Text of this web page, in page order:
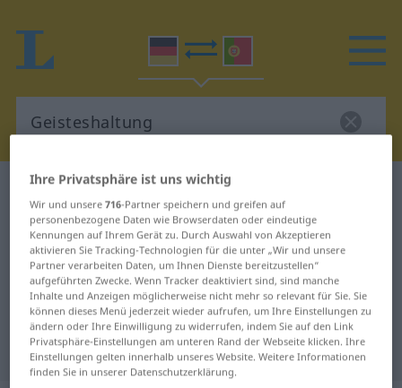
Deutsch-Portugiesisch Wörterbuch
Geisteshaltung
Deutsch-Portugiesisch
Übersetzung für "Geisteshaltung"
"Geisteshaltung" Portugiesisch
Übersetzung
Ihre Privatsphäre ist uns wichtig
Wir und unsere716-Partner speichern und greifen auf
personenbezogene Daten wie Browserdaten oder eindeutige
Kennungen auf Ihrem Gerät zu. Durch Auswahl von Akzeptieren
aktivieren Sie Tracking-Technologien für die unter „Wir und unsere
Partner verarbeiten Daten, um Ihnen Dienste bereitzustellen“
aufgeführten Zwecke. Wenn Tracker deaktiviert sind, sind manche
Inhalte und Anzeigen möglicherweise nicht mehr so relevant für Sie. Sie
können dieses Menü jederzeit wieder aufrufen, um Ihre Einstellungen zu
ändern oder Ihre Einwilligung zu widerrufen, indem Sie auf den Link
Privatsphäre-Einstellungen am unteren Rand der Webseite klicken. Ihre
Einstellungen gelten innerhalb unseres Website. Weitere Informationen
finden Sie in unserer Datenschutzerklärung.